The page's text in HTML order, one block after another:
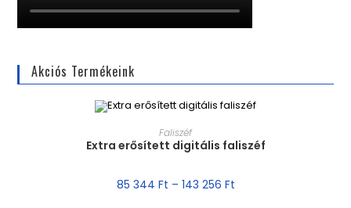
Akciós Termékeink
MÉRET VÁLASZTÁSA
Faliszéf
Extra erősített digitális faliszéf
85 344 Ft – 143 256 Ft